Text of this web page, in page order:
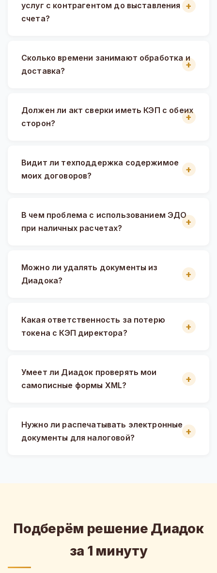
услуг с контрагентом до выставления
счета?
Сколько времени занимают обработка и
доставка?
Должен ли акт сверки иметь КЭП с обеих
сторон?
Видит ли техподдержка содержимое
моих договоров?
В чем проблема с использованием ЭДО
при наличных расчетах?
Можно ли удалять документы из
Диадока?
Какая ответственность за потерю
токена с КЭП директора?
Умеет ли Диадок проверять мои
самописные формы XML?
Нужно ли распечатывать электронные
документы для налоговой?
Подберём решение Диадок
за 1 минуту